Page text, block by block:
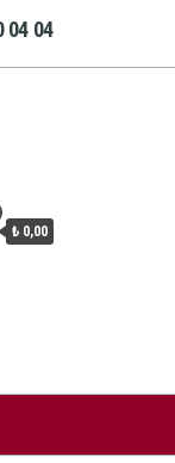
04 04
₺ 0,00